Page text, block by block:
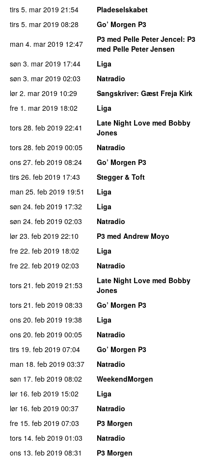
tirs 5. mar 2019 21:54
Pladeselskabet
tirs 5. mar 2019 08:28
Go’ Morgen P3
man 4. mar 2019 12:47 P3 med Pelle Peter Jencel: P3
med Pelle Peter Jensen
søn 3. mar 2019 17:44
Liga
søn 3. mar 2019 02:03
Natradio
lør 2. mar 2019 10:29 Sangskriver: Gæst Freja Kirk
fre 1. mar 2019 18:02
Liga
tors 28. feb 2019 22:41
Late Night Love med Bobby
Jones
tors 28. feb 2019 00:05
Natradio
ons 27. feb 2019 08:24
Go’ Morgen P3
tirs 26. feb 2019 17:43
Stegger & Toft
man 25. feb 2019 19:51
Liga
søn 24. feb 2019 17:32
Liga
søn 24. feb 2019 02:03
Natradio
lør 23. feb 2019 22:10
P3 med Andrew Moyo
fre 22. feb 2019 18:02
Liga
fre 22. feb 2019 02:03
Natradio
tors 21. feb 2019 21:53
Late Night Love med Bobby
Jones
tors 21. feb 2019 08:33
Go’ Morgen P3
ons 20. feb 2019 19:38
Liga
ons 20. feb 2019 00:05
Natradio
tirs 19. feb 2019 07:04
Go’ Morgen P3
man 18. feb 2019 03:37
Natradio
søn 17. feb 2019 08:02
WeekendMorgen
lør 16. feb 2019 15:02
Liga
lør 16. feb 2019 00:37
Natradio
fre 15. feb 2019 07:03
P3 Morgen
tors 14. feb 2019 01:03
Natradio
ons 13. feb 2019 08:31
P3 Morgen